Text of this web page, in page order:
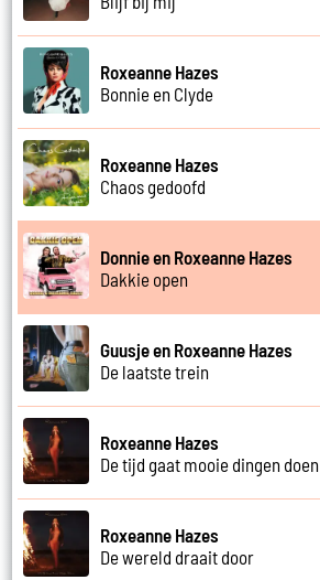
Roxeanne Hazes
Bonnie en Clyde
Roxeanne Hazes
Chaos gedoofd
Donnie en Roxeanne Hazes
Dakkie open
Guusje en Roxeanne Hazes
De laatste trein
Roxeanne Hazes
De tijd gaat mooie dingen doen
Roxeanne Hazes
De wereld draait door